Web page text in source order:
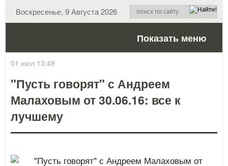
Воскресенье, 9 Августа 2026
Показать меню
01 июл 13:49
"Пусть говорят" с Андреем
Малаховым от 30.06.16: все к
лучшему